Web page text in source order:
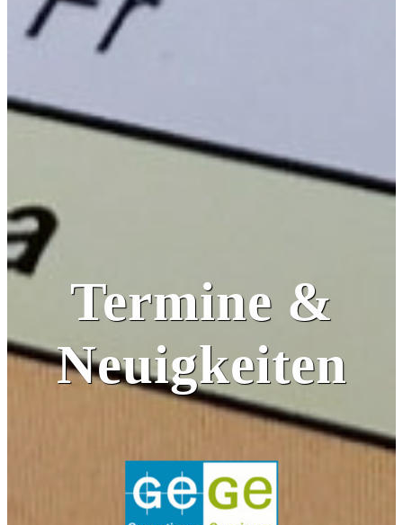
Termine &
Neuigkeiten